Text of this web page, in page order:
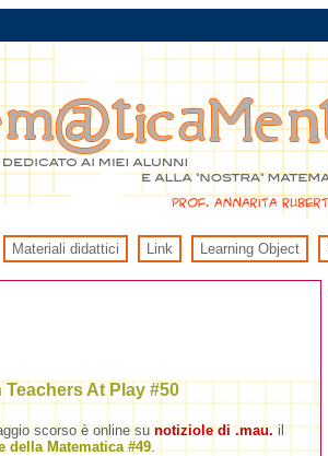
Materiali didattici Link Learning Object
At Play #50
scorso è online sunotiziole di .mau.il
della Matematica #49.